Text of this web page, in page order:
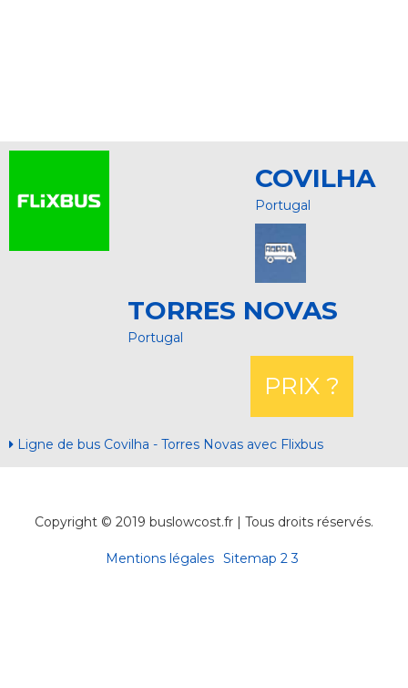
COVILHA
Portugal
TORRES NOVAS
Portugal
PRIX ?
Ligne de bus Covilha - Torres Novas avec Flixbus
Copyright © 2019 buslowcost.fr | Tous droits réservés.
Mentions légales Sitemap 2 3